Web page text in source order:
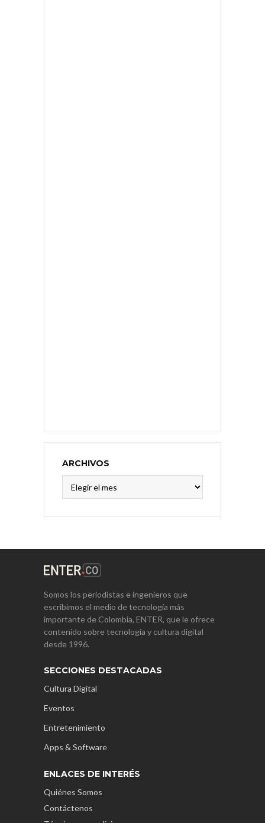
ARCHIVOS
Somos los periodistas e ingenieros que
escribimos el medio de tecnología más
importante de Colombia, ENTER, que le ofrece
contenido sobre tecnología y cultura digital
desde 1996.
SECCIONES DESTACADAS
Cultura Digital
Eventos
Entretenimiento
Apps & Software
ENLACES DE INTERÉS
Quiénes Somos
Contáctenos